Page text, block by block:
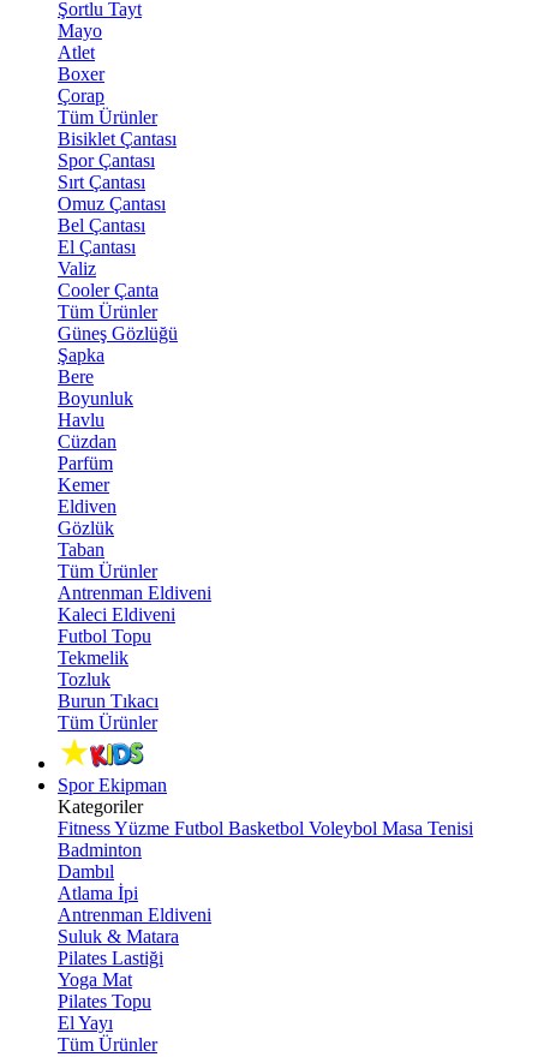
Şortlu Tayt
Mayo
Atlet
Boxer
Çorap
Tüm Ürünler
Bisiklet Çantası
Spor Çantası
Sırt Çantası
Omuz Çantası
Bel Çantası
El Çantası
Valiz
Cooler Çanta
Tüm Ürünler
Güneş Gözlüğü
Şapka
Bere
Boyunluk
Havlu
Cüzdan
Parfüm
Kemer
Eldiven
Gözlük
Taban
Tüm Ürünler
Antrenman Eldiveni
Kaleci Eldiveni
Futbol Topu
Tekmelik
Tozluk
Burun Tıkacı
Tüm Ürünler
Spor Ekipman
Kategoriler
FitnessYüzme Futbol Basketbol Voleybol Masa Tenisi
Badminton
Dambıl
Atlama İpi
Antrenman Eldiveni
Suluk & Matara
Pilates Lastiği
Yoga Mat
Pilates Topu
El Yayı
Tüm Ürünler